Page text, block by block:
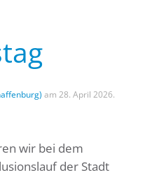
am 28. April 2026.
wir bei dem
der Stadt